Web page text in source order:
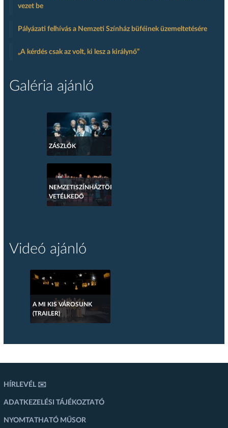
vezet be
Pályázati felhívás a Nemzeti Színház büféinek üzemeltetésére
„A kérdés csak az volt, ki lesz a királynő”
Galéria ajánló
ZÁSZLÓK
NEMZETISZÍNHÁZTÖRTÉNETI
VETÉLKEDŐ
Videó ajánló
A MI KIS VÁROSUNK
(TRAILER)
HÍRLEVÉL ✉️
ADATKEZELÉSI TÁJÉKOZTATÓ
NYOMTATHATÓ MŰSOR